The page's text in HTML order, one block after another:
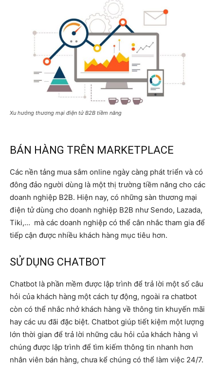
Xu hướng thương mại điện tử B2B tiềm năng
BÁN HÀNG TRÊN MARKETPLACE
Các nền tảng mua sắm online ngày càng phát triển và có
đông đảo người dùng là một thị trường tiềm năng cho các
doanh nghiệp B2B. Hiện nay, có những sàn thương mại
điện tử dùng cho doanh nghiệp B2B như Sendo, Lazada,
Tiki,… mà các doanh nghiệp có thể cân nhắc tham gia để
tiếp cận được nhiều khách hàng mục tiêu hơn.
SỬ DỤNG CHATBOT
Chatbot là phần mềm được lập trình để trả lời một số câu
hỏi của khách hàng một cách tự động, ngoài ra chatbot
còn có thể nhắc nhở khách hàng về thông tin khuyến mãi
hay các ưu đãi đặc biệt. Chatbot giúp tiết kiệm một lượng
lớn thời gian để trả lời những câu hỏi của khách hàng vì
chúng được lập trình để tìm kiếm thông tin nhanh hơn
nhân viên bán hàng, chưa kể chúng có thể làm việc 24/7.